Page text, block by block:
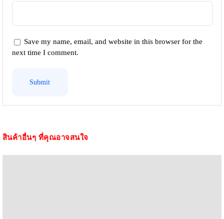
Save my name, email, and website in this browser for the
next time I comment.
สินค้าอื่นๆ ที่คุณอาจสนใจ